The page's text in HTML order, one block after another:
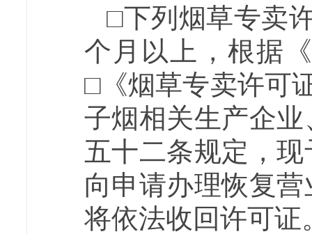
□下列烟草专卖
个月以上，根据
□《烟草专卖许可
子烟相关生产企
五十二条规定，
向申请办理恢复
将依法收回许可证